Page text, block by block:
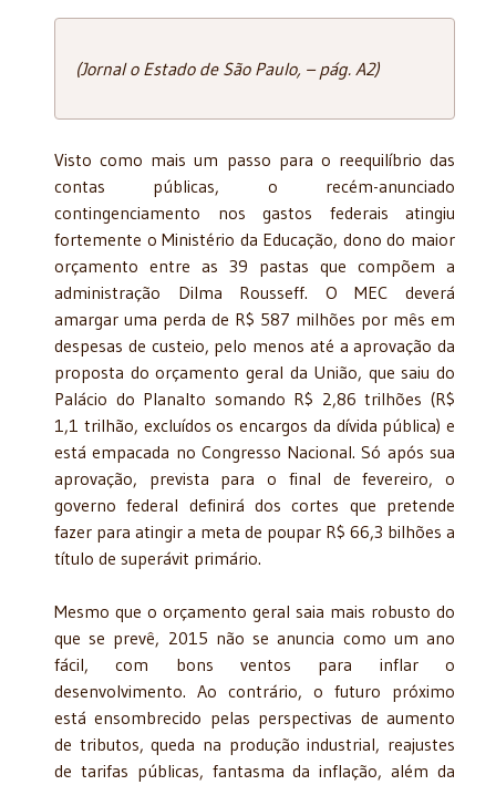
(Jornal o Estado de São Paulo, – pág. A2)
Visto como mais um passo para o reequilíbrio das
contas públicas, o recém-anunciado
contingenciamento nos gastos federais atingiu
fortemente o Ministério da Educação, dono do maior
orçamento entre as 39 pastas que compõem a
administração Dilma Rousseff. O MEC deverá
amargar uma perda de R$ 587 milhões por mês em
despesas de custeio, pelo menos até a aprovação da
proposta do orçamento geral da União, que saiu do
Palácio do Planalto somando R$ 2,86 trilhões (R$
1,1 trilhão, excluídos os encargos da dívida pública) e
está empacada no Congresso Nacional. Só após sua
aprovação, prevista para o final de fevereiro, o
governo federal definirá dos cortes que pretende
fazer para atingir a meta de poupar R$ 66,3 bilhões a
título de superávit primário.
Mesmo que o orçamento geral saia mais robusto do
que se prevê, 2015 não se anuncia como um ano
fácil, com bons ventos para inflar o
desenvolvimento. Ao contrário, o futuro próximo
está ensombrecido pelas perspectivas de aumento
de tributos, queda na produção industrial, reajustes
de tarifas públicas, fantasma da inflação, além da